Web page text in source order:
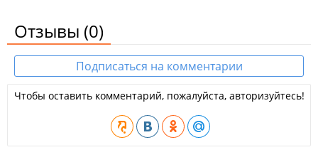
Отзывы (0)
Подписаться на комментарии
Чтобы оставить комментарий, пожалуйста, авторизуйтесь!